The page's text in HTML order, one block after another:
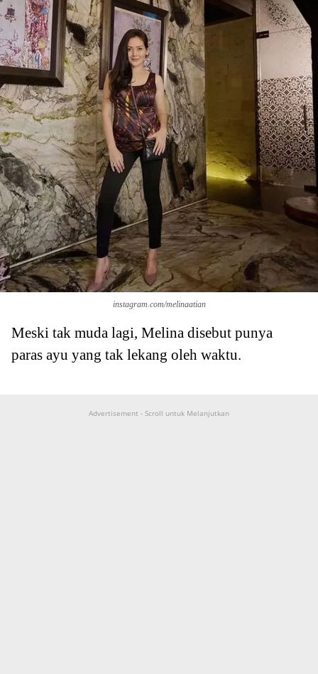
instagram.com/melinaatian
Meski tak muda lagi, Melina disebut punya
paras ayu yang tak lekang oleh waktu.
Advertisement - Scroll untuk Melanjutkan